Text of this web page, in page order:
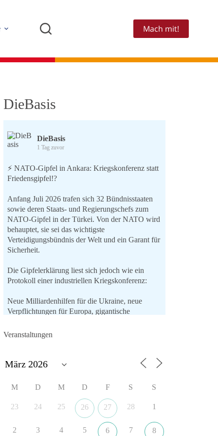
Mach mit!
DieBasis
DieBasis
1 Tag zuvor
⚡️ NATO-Gipfel in Ankara: Kriegskonferenz statt
Friedensgipfel!?
Anfang Juli 2026 trafen sich 32 Bündnisstaaten
sowie deren Staats- und Regierungschefs zum
NATO-Gipfel in der Türkei. Von der NATO wird
behauptet, sie sei das wichtigste
Verteidigungsbündnis der Welt und ein Garant für
Sicherheit.
Die Gipfelerklärung liest sich jedoch wie ein
Protokoll einer industriellen Kriegskonferenz:
Neue Milliardenhilfen für die Ukraine, neue
Verpflichtungen für Europa, gigantische
Verteidigungsindustrie, Modernisierung der
Forderung, der Iran dürfe keine Kernwaffe
friedensorientierte Politik?
Veranstaltungen
M D M D F S S
23 24 25 26 27 28 1
2 3 4 5 6 7 8